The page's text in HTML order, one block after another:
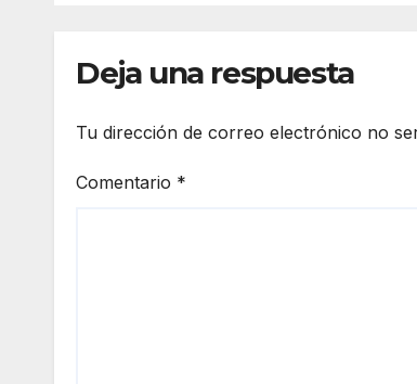
Deja una respuesta
Tu dirección de correo electrónico no
Comentario *